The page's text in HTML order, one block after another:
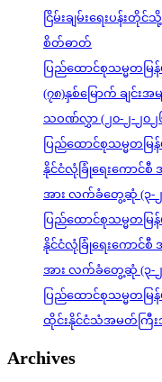
ငြိမ်းချမ်းရေးပန်း
စိတ်ဓာတ်
ပြည်ထောင်စုသမ္မတမြ
(၇၈)နှစ်မြောက် ချင်း
သဝဏ်လွှာ (၂၀-၂-၂၀၂
ပြည်ထောင်စုသမ္မတမြ
နိုင်ငံလုံခြုံရေးကောင်
အား လက်ခံတွေ့ဆုံ (၃-၂
ပြည်ထောင်စုသမ္မတမြ
နိုင်ငံလုံခြုံရေးကောင်
အား လက်ခံတွေ့ဆုံ (၃-၂
ပြည်ထောင်စုသမ္မတမြ
ထိုင်းနိုင်ငံသံအမတ်ကြီး
Archives